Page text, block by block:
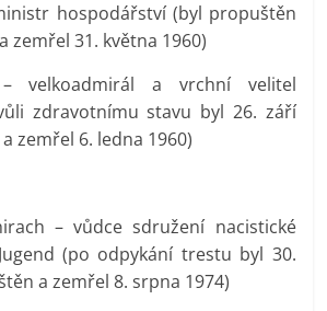
hospodářství (byl propuštěn
zemřel 31. května 1960)
velkoadmirál a vrchní velitel
zdravotnímu stavu byl 26. září
zemřel 6. ledna 1960)
– vůdce sdružení nacistické
(po odpykání trestu byl 30.
a zemřel 8. srpna 1974)